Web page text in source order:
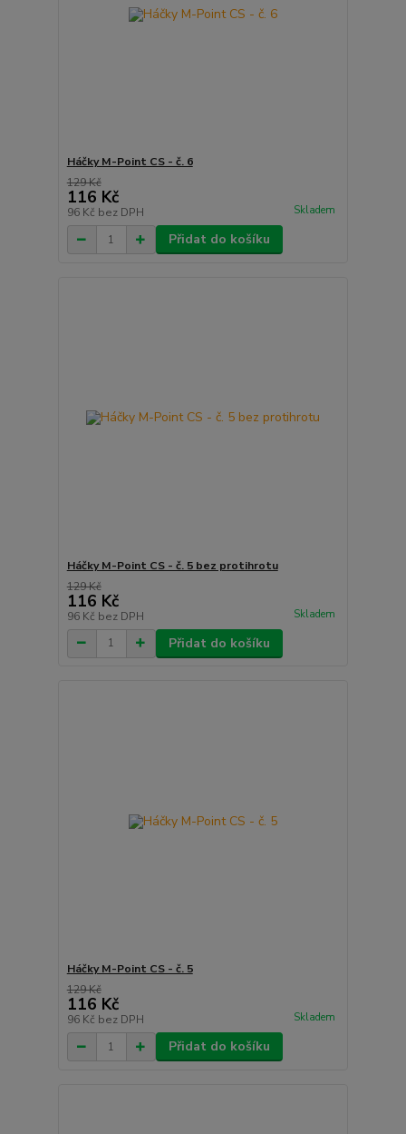
Háčky M-Point CS - č. 6
129 Kč
116 Kč
96 Kč bez DPH Skladem
Přidat do košíku
Háčky M-Point CS - č. 5 bez protihrotu
129 Kč
116 Kč
96 Kč bez DPH Skladem
Přidat do košíku
Háčky M-Point CS - č. 5
129 Kč
116 Kč
96 Kč bez DPH Skladem
Přidat do košíku